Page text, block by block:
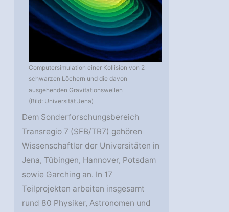
Computersimulation einer Kollision von 2
schwarzen Löchern und die davon
ausgehenden Gravitationswellen
(Bild: Universität Jena)
Dem Sonderforschungsbereich
Transregio 7 (SFB/TR7) gehören
Wissenschaftler der Universitäten in
Jena, Tübingen, Hannover, Potsdam
sowie Garching an. In 17
Teilprojekten arbeiten insgesamt
rund 80 Physiker, Astronomen und